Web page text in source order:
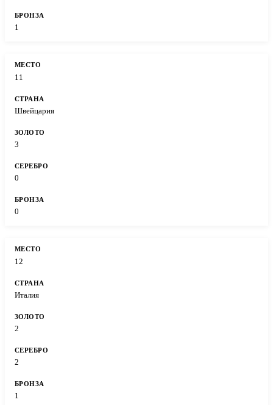
1
11
Швейцария
3
0
0
12
Италия
2
2
1